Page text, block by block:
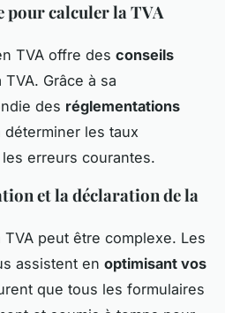
pour calculer la TVA
TVA offre des conseils
Grâce à sa
des réglementations
déterminer les taux
erreurs courantes.
et la déclaration de la
peut être complexe. Les
assistent en optimisant vos
que tous les formulaires